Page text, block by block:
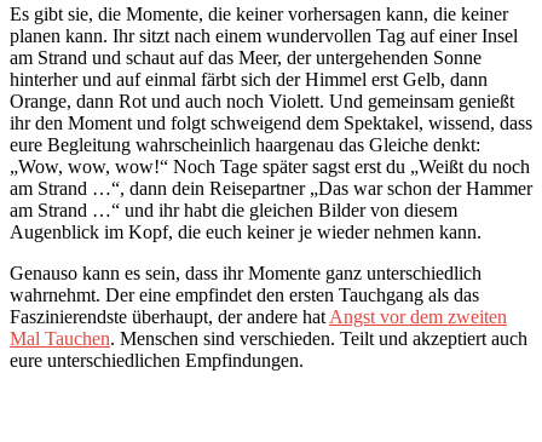
Es gibt sie, die Momente, die keiner vorhersagen kann, die keiner
planen kann. Ihr sitzt nach einem wundervollen Tag auf einer Insel
am Strand und schaut auf das Meer, der untergehenden Sonne
hinterher und auf einmal färbt sich der Himmel erst Gelb, dann
Orange, dann Rot und auch noch Violett. Und gemeinsam genießt
ihr den Moment und folgt schweigend dem Spektakel, wissend, dass
eure Begleitung wahrscheinlich haargenau das Gleiche denkt:
„Wow, wow, wow!“ Noch Tage später sagst erst du „Weißt du noch
am Strand …“, dann dein Reisepartner „Das war schon der Hammer
am Strand …“ und ihr habt die gleichen Bilder von diesem
Augenblick im Kopf, die euch keiner je wieder nehmen kann.
Genauso kann es sein, dass ihr Momente ganz unterschiedlich
wahrnehmt. Der eine empfindet den ersten Tauchgang als das
Faszinierendste überhaupt, der andere hat Angst vor dem zweiten
Mal Tauchen. Menschen sind verschieden. Teilt und akzeptiert auch
eure unterschiedlichen Empfindungen.